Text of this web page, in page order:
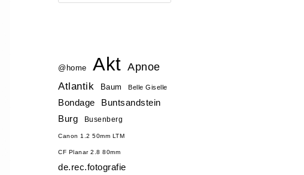
@home Akt Apnoe
Atlantik Baum Belle Giselle
Bondage Buntsandstein
Burg Busenberg
Canon 1.2 50mm LTM
CF Planar 2.8 80mm
de.rec.fotografie